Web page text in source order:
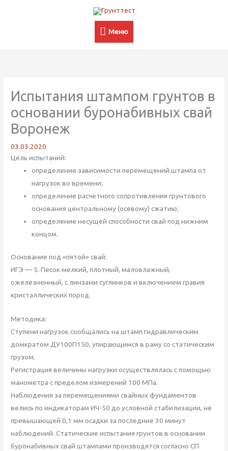
Меню
Меню
Испытания штампом грунтов в
основании буронабивных свай
Воронеж
03.03.2020
Цель испытаний:
определение зависимости перемещений штампа от
нагрузок во времени;
определение расчетного сопротивления грунтового
основания центральному (осевому) сжатию;
определение несущей способности свай под нижним
концом.
Основание под «пятой» свай:
ИГЭ — 5. Песок мелкий, плотный, маловлажный,
ожелезненный, с линзами суглинков и включением гравия
кристаллических пород.
Методика:
Ступени нагрузок сообщались на штамп гидравлическим
домкратом ДУ100П150, упирающимся в раму со статическим
грузом.
Регистрация величины нагрузки осуществлялась с помощью
манометра с пределом измерений 100 МПа.
Наблюдения за перемещениями свайных фундаментов
велись по индикаторам ИЧ-50 до условной стабилизации, не
превышающей 0,1 мм осадки за последние 30 минут
наблюдений. Статические испытания грунтов в основании
буронабивных свай штампами производятся согласно СП